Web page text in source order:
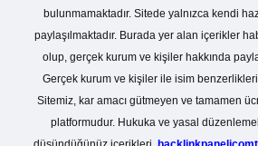
bulunmamaktadır. Sitede yalnızca kendi
paylaşılmaktadır. Burada yer alan içerikler
olup, gerçek kurum ve kişiler hakkında
Gerçek kurum ve kişiler ile isim
Sitemiz, kar amacı gütmeyen ve tamamen
platformudur. Hukuka ve yasal